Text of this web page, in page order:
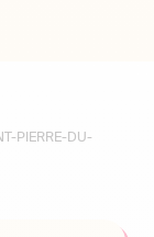
PIERRE-DU-